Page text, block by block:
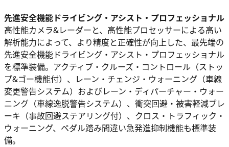
先進安全機能ドライビング・アシスト・プロフェッショナル
高性能カメラ&レーダーと、高性能プロセッサーによる高い
解析能力によって、より精度と正確性が向上した、最先端の
先進安全機能ドライビング・アシスト・プロフェッショナル
を標準装備。アクティブ・クルーズ・コントロール（ストッ
プ&ゴー機能付）、レーン・チェンジ・ウォーニング（車線
変更警告システム）およびレーン・ディパーチャー・ウォー
ニング（車線逸脱警告システム）、衝突回避・被害軽減ブレ
ーキ（事故回避ステアリング付）、クロス・トラフィック・
ウォーニング、ペダル踏み間違い急発進抑制機能も標準装
備。